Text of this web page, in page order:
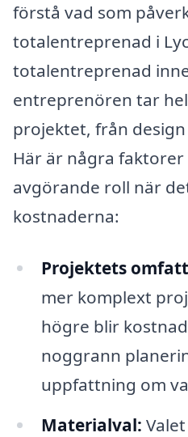
förstå vad som
totalentreprenad i
totalentreprenad
entreprenören tar
projektet, från
Här är några faktorer
avgörande roll när
kostnaderna:
Projektets
mer komplext
högre blir
noggrann
uppfattning om
Materialval: